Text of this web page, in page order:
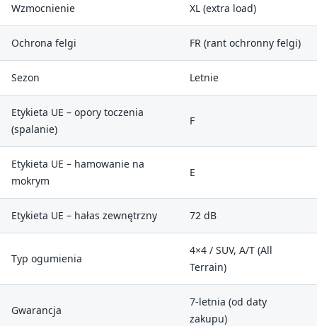
Wzmocnienie XL (extra load)
Ochrona felgi FR (rant ochronny felgi)
Sezon Letnie
Etykieta UE – opory toczenia
(spalanie)
F
Etykieta UE – hamowanie na
mokrym
E
Etykieta UE – hałas zewnętrzny 72 dB
Typ ogumienia
4×4 / SUV, A/T (All
Terrain)
Gwarancja
7-letnia (od daty
zakupu)